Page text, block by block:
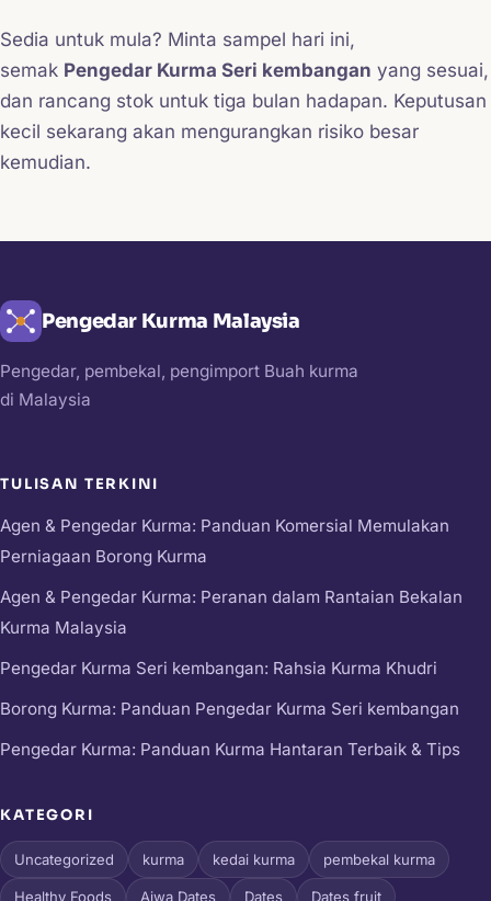
Sedia untuk mula? Minta sampel hari ini,
semak Pengedar Kurma Seri kembangan yang sesuai,
dan rancang stok untuk tiga bulan hadapan. Keputusan
kecil sekarang akan mengurangkan risiko besar
kemudian.
Pengedar Kurma Malaysia
Pengedar, pembekal, pengimport Buah kurma
di Malaysia
TULISAN TERKINI
Agen & Pengedar Kurma: Panduan Komersial Memulakan
Perniagaan Borong Kurma
Agen & Pengedar Kurma: Peranan dalam Rantaian Bekalan
Kurma Malaysia
Pengedar Kurma Seri kembangan: Rahsia Kurma Khudri
Borong Kurma: Panduan Pengedar Kurma Seri kembangan
Pengedar Kurma: Panduan Kurma Hantaran Terbaik & Tips
KATEGORI
Uncategorized kurma kedai kurma pembekal kurma
Healthy Foods Ajwa Dates Dates Dates fruit